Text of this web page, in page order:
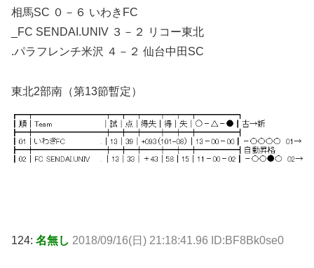
相馬SC ０－６ いわきFC
_FC SENDAI.UNIV ３－２ リコー東北
.パラフレンチ米沢 ４－２ 仙台中田SC
東北2部南（第13節暫定）
124: 名無し 2018/09/16(日) 21:18:41.96 ID:BF8Bk0se0